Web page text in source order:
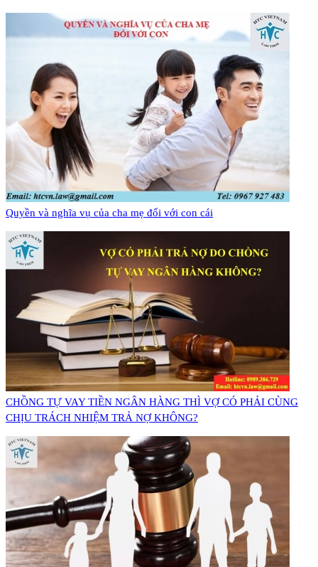
Quyền và nghĩa vụ của cha mẹ đối với con cái
CHỒNG TỰ VAY TIỀN NGÂN HÀNG THÌ VỢ CÓ PHẢI CÙNG
CHỊU TRÁCH NHIỆM TRẢ NỢ KHÔNG?